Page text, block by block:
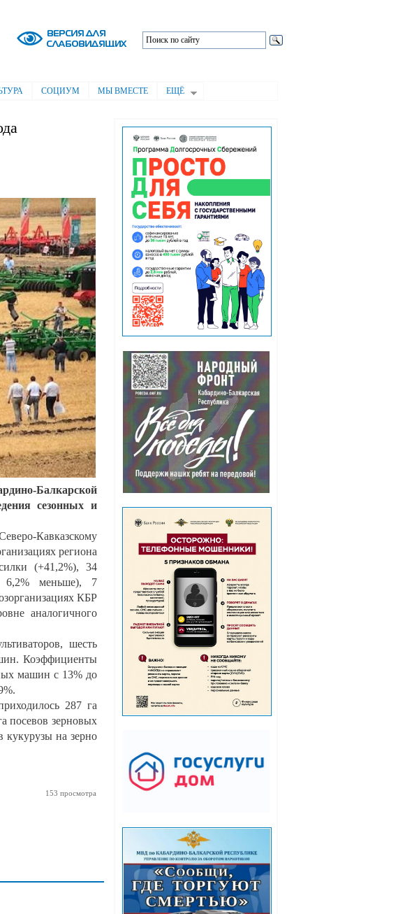
СОЦИУМ МЫ ВМЕСТЕ ЕЩЁ
Балкарской
сезонных и
Кавказскому
региона
(+41,2%), 34
6,2% меньше), 7
КБР
аналогичного
шесть
Коэффициенты
машин с 13% до
287 га
посевов зерновых
кукурузы на зерно
153 просмотра